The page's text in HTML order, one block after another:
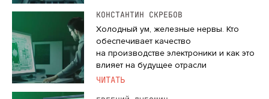
КОНСТАНТИН СКРЕБОВ
Холодный ум, железные нервы. Кто
обеспечивает качество
на производстве электроники и как это
влияет на будущее отрасли
ЧИТАТЬ